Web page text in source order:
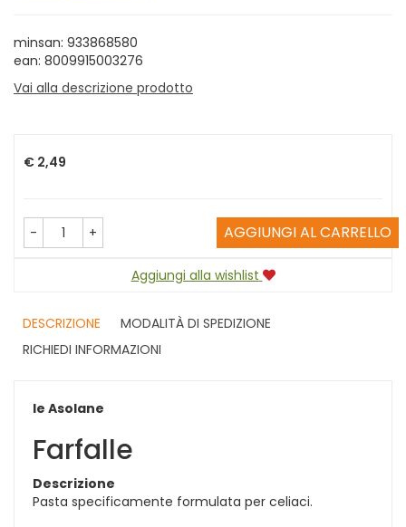
minsan: 933868580
ean: 8009915003276
Vai alla descrizione prodotto
Prezzo
€ 2,49
- + AGGIUNGI AL CARRELLO
Aggiungi alla wishlist
DESCRIZIONE
MODALITÀ DI SPEDIZIONE
RICHIEDI INFORMAZIONI
le Asolane
Farfalle
Descrizione
Pasta specificamente formulata per celiaci.